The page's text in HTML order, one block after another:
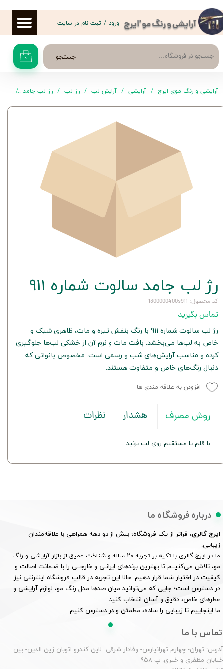
آرایشی و رنگ مو 'ایرج
جستجو ۰
ورود / ثبت نام در سایت
حساب کاربری من
تغییر گذر واژه
سفارشات
خروج از حساب کاربری
آرایشی و رنگ موی ایرج آرایشی آرایش لب رژ لب رژ لب جامد
رژ لب جامد سالوت شماره 911
کد محصول: 1300000400s911
تماس بگیرید
رژ لب سالوت شماره 911 با رنگ بنفش تیره و مات، ظاهری شیک و
خاص به لب‌ها می‌بخشد. بافت مات و نرم آن از خشکی لب‌ها جلوگیری
کرده و مناسب آرایش‌های شب و رسمی است. مخصوص بانوانی که
دنبال رنگ‌های خاص و متفاوت هستند.
افزودن به علاقه مندی ها
روش مصرف هشدار نظرات
با قلم یا مستقیم روی لب بزنید.
درباره فروشگاه ما
ایرج گالری، فراتر از یک فروشگاه؛ بیش از دو دهه همراهی با علاقه‌مندان
زیبایی.
ما در ایرج گالری با تکیه بر تجربه ۲۰ ساله و شناخت عمیق از بازار آرایشی و رنگ
مو، تلاش می‌کنیــم تا بهترین برندهای ایرانـی و خارجــی را با ضـمانت اصالت و
کیفیت در اختیار شما قرار دهیم. حالا این تجربه در قالب فروشگاه اینترنتی نیز
در دسترس است؛ جایی که می‌توانید میان صدها مدل رنگ مو، لوازم آرایشی و
عطرهای خاص، دقیق و آسان انتخاب کنید.
ما اینجاییم تا زیبایی را ساده، مطمئن و در دسترس کنیم.
تماس با ما
آدرس: تهران- چهارم تهرانپارس- وفادار شرقی لاین کندرو اتوبان زین الدین- بین
خیابان مظفری و خیری. پ 958